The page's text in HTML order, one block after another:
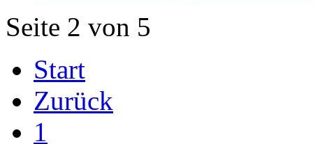
Seite 2 von 5
Start
Zurück
1